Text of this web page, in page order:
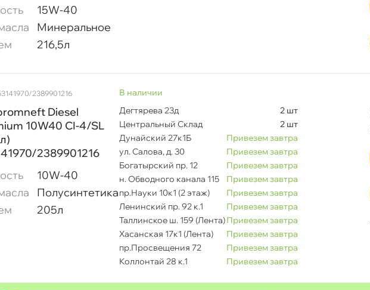
15W-40
Минеральное
216,5л
2389901216
Diesel
10W40 CI-4/SL
2389901216
10W-40
Полусинтетика
205л
наличии
Дегтярева 23д
2 шт
Центральный Склад
2 шт
Дунайский 27к1Б
Привезем завтра
ул. Салова, д. 30
Привезем завтра
Богатырский пр. 12
Привезем завтра
н. Обводного канала 115
Привезем завтра
пр.Науки 10к1 (2 этаж)
Привезем завтра
Ленинский пр. 92 к.1
Привезем завтра
Таллинское ш. 159 (Лента)Привезем завтра
Хасанская 17к1 (Лента)
Привезем завтра
пр.Просвещения 72
Привезем завтра
Коллонтай 28 к.1
Привезем завтра